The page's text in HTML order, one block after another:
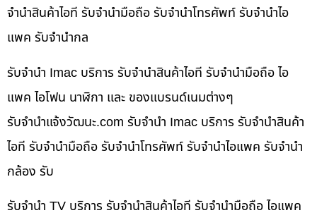
จำนำสินค้าไอที รับจำนำมือถือ รับจำนำโทรศัพท์ รับจำนำไอ
แพค รับจำนำกล
รับจำนำ Imac บริการ รับจำนำสินค้าไอที รับจำนำมือถือ ไอ
แพค ไอโฟน นาฬิกา และ ของแบรนด์เนมต่างๆ
รับจํานําแจ้งวัฒนะ.com รับจำนำ Imac บริการ รับจำนำสินค้า
ไอที รับจำนำมือถือ รับจำนำโทรศัพท์ รับจำนำไอแพค รับจำนำ
กล้อง รับ
รับจำนำ TV บริการ รับจำนำสินค้าไอที รับจำนำมือถือ ไอแพค